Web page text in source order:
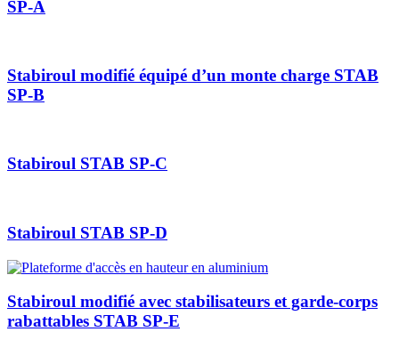
SP-A
Stabiroul modifié équipé d’un monte charge STAB
SP-B
Stabiroul STAB SP-C
Stabiroul STAB SP-D
Stabiroul modifié avec stabilisateurs et garde-corps
rabattables STAB SP-E